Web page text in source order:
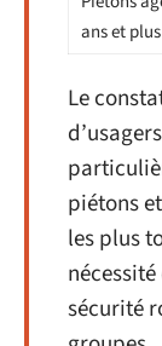
ans et plus
Le
piétons
les plus
sécurité